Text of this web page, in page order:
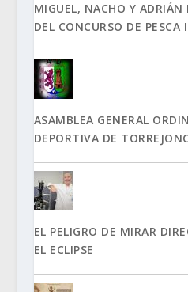
MIGUEL, NACHO Y
DEL CONCURSO DE
ASAMBLEA GENERAL
DEPORTIVA DE
EL PELIGRO DE MIRAR
EL ECLIPSE